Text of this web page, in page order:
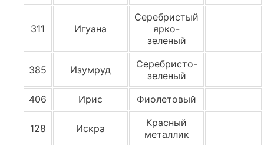
311 Игуана
Серебристый
ярко-
зеленый
385 Изумруд
Серебристо-
зеленый
406
Ирис Фиолетовый
128 Искра
Красный
металлик